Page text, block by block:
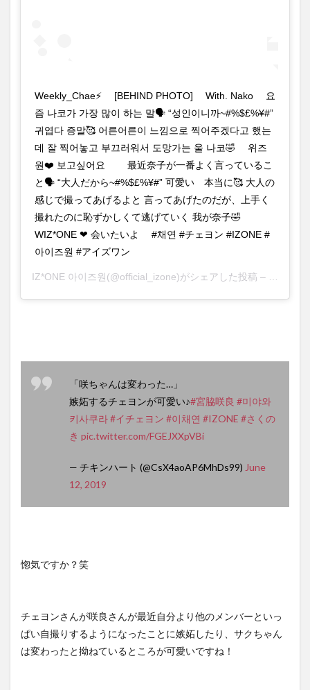
Weekly_Chae⚡️ ⠀ [BEHIND PHOTO] ⠀ With. Nako ⠀ 요
즘 나코가 가장 많이 하는 말🗣 “성인이니까~#%$£%¥#”
귀엽다 증말🥰 어른어른이 느낌으로 찍어주겠다고 했는
데 잘 찍어놓고 부끄러워서 도망가는 울 나코🤣 ⠀ 위즈
원❤️ 보고싶어요 ⠀ ⠀ 最近奈子が一番よく言っているこ
と🗣 “大人だから~#%$£%¥#” 可愛い 本当に🥰 大人の
感じで撮ってあげるよと 言ってあげたのだが、上手く
撮れたのに恥ずかしくて逃げていく 我が奈子🤣 ⠀
WIZ*ONE ❤ 会いたいよ ⠀ #채연 #チェヨン #IZONE #
아이즈원 #アイズワン
IZ*ONE 아이즈원 (@official_izone)がシェアした投稿 –
「咲ちゃんは変わった…」
嫉妬するチェヨンが可愛い♪#宮脇咲良 #미야와
키사쿠라#イチェヨン #이채연 #IZONE #さくの
き pic.twitter.com/FGEJXXpVBi
— チキンハート (@CsX4aoAP6MhDs99) June
12, 2019
惚気ですか？笑
チェヨンさんが咲良さんが最近自分より他のメンバーといっ
ぱい自撮りするようになったことに嫉妬したり、サクちゃん
は変わったと拗ねているところが可愛いですね！